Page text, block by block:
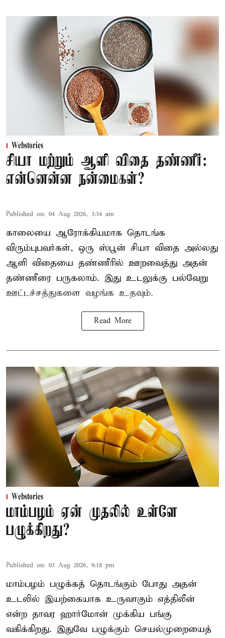
Webstories
சியா மற்றும் ஆளி விதை தண்ணீர்:
என்னென்ன நன்மைகள்?
Published on: 04 Aug 2026, 3:34 am
காலையை ஆரோக்கியமாக தொடங்க
விரும்புபவர்கள், ஒரு ஸ்பூன் சியா விதை அல்லது
ஆளி விதையை தண்ணீரில் ஊறவைத்து அதன்
தண்ணீரை பருகலாம். இது உடலுக்கு பல்வேறு
ஊட்டச்சத்துகளை வழங்க உதவும்.
Read More
Webstories
மாம்பழம் ஏன் முதலில் உள்ளே
பழுக்கிறது?
Published on: 03 Aug 2026, 9:18 pm
மாம்பழம் பழுக்கத் தொடங்கும் போது அதன்
உடலில் இயற்கையாக உருவாகும் எத்திலீன்
என்ற தாவர ஹார்மோன் முக்கிய பங்கு
வகிக்கிறது. இதுவே பழுக்கும் செயல்முறையைத்